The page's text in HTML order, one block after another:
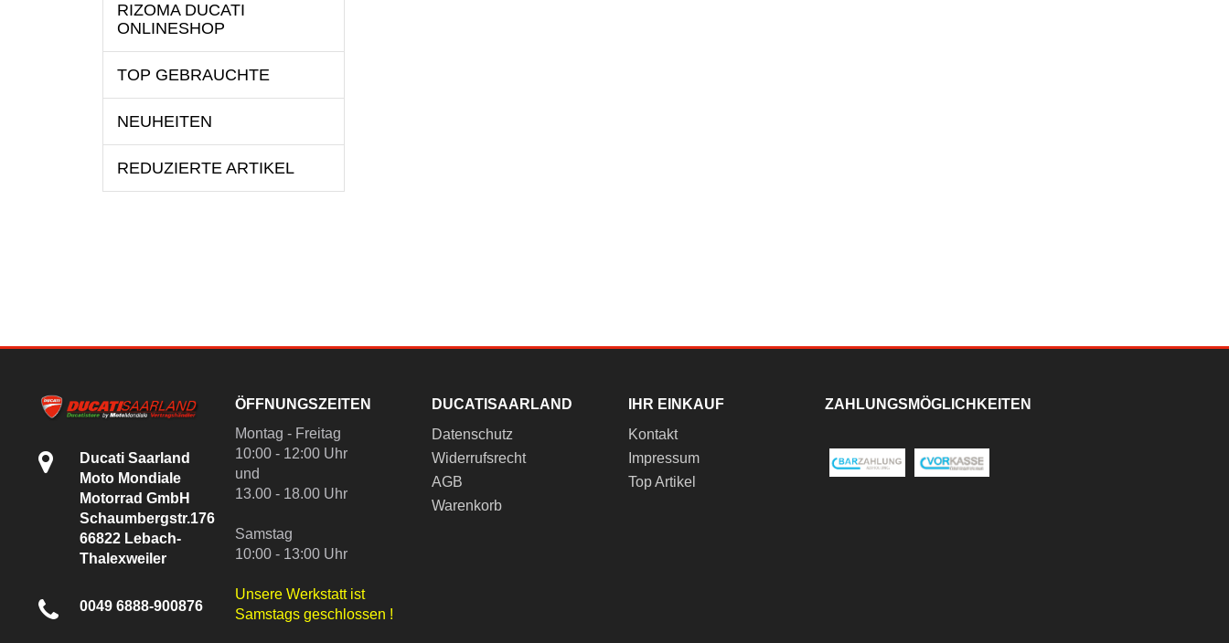
RIZOMA DUCATI
ONLINESHOP
TOP GEBRAUCHTE
NEUHEITEN
REDUZIERTE ARTIKEL
Ducati Saarland
Moto Mondiale
Motorrad GmbH
Schaumbergstr.176
66822 Lebach-
Thalexweiler
0049 6888-900876
ÖFFNUNGSZEITEN
Montag - Freitag
10:00 - 12:00 Uhr
und
13.00 - 18.00 Uhr
Samstag
10:00 - 13:00 Uhr
Unsere Werkstatt ist
Samstags geschlossen !
DUCATISAARLAND
Datenschutz
Widerrufsrecht
AGB
Warenkorb
IHR EINKAUF
Kontakt
Impressum
Top Artikel
ZAHLUNGSMÖGLICHKEITEN